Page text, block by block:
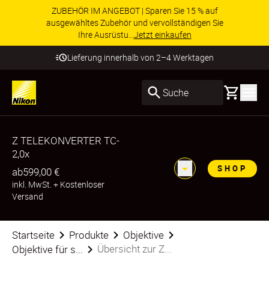
ZUBEHÖR IM ANGEBOT | Sparen Sie 15 % auf
ausgewähltes Zubehör und vervollständigen Sie
Ihre Ausrüstu...Jetzt einkaufen
Lieferung innerhalb von 2–4 Werktagen
Suche Basket
Z TELEKONVERTER TC-
2,0x
ab599,00 €
inkl. MwSt. + Kostenloser
Versand
SHOP
Startseite Produkte
Objektive
Objektive für s...
Übersicht zur Z...